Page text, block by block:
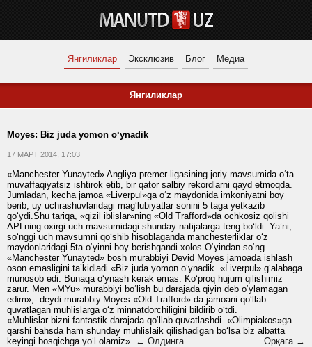
Янгиликлар Эксклюзив Блог Медиа
Янгиликлар
Moyes: Biz juda yomon o‘ynadik
17 МАРТ 2014, 17:03
«Manchester Yunayted» Angliya premer-ligasining joriy mavsumida o‘ta
muvaffaqiyatsiz ishtirok etib, bir qator salbiy rekordlarni qayd etmoqda.
Jumladan, kecha jamoa «Liverpul»ga o‘z maydonida imkoniyatni boy
berib, uy uchrashuvlaridagi mag‘lubiyatlar sonini 5 taga yetkazib
qo‘ydi.Shu tariqa, «qizil iblislar»ning «Old Trafford»da ochkosiz qolishi
APLning oxirgi uch mavsumidagi shunday natijalarga teng bo‘ldi. Ya’ni,
so‘nggi uch mavsumni qo‘shib hisoblaganda manchesterliklar o‘z
maydonlaridagi 5ta o‘yinni boy berishgandi xolos.O‘yindan so‘ng
«Manchester Yunayted» bosh murabbiyi Devid Moyes jamoada ishlash
oson emasligini ta’kidladi.«Biz juda yomon o‘ynadik. «Liverpul» g‘alabaga
munosob edi. Bunaqa o‘ynash kerak emas. Ko‘proq hujum qilishimiz
zarur. Men «MYu» murabbiyi bo‘lish bu darajada qiyin deb o‘ylamagan
edim»,- deydi murabbiy.Moyes «Old Trafford» da jamoani qo‘llab
quvatlagan muhlislarga o‘z minnatdorchiligini bildirib o‘tdi.
«Muhlislar bizni fantastik darajada qo‘llab quvatlashdi. «Olimpiakos»ga
qarshi bahsda ham shunday muhlislaik qilishadigan bo‘lsa biz albatta
keyingi bosqichga yo‘l olamiz». ← Олдинга Орқага →